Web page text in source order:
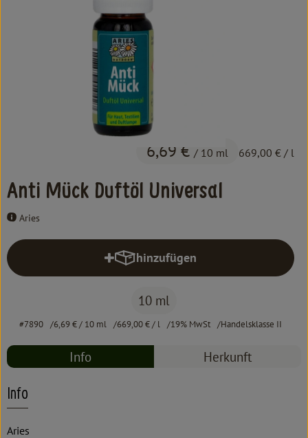
Erleben
Anti Mück Duftöl Universal
Aries
6,69 € / 10 ml 669,00 € / l
hinzufügen
Produkt zum Warenkorb
10 ml
#7890 6,69 €/ 10 ml 669,00 €/ l 19% MwSt Handelsklasse II
Info Herkunft
Info
Aries